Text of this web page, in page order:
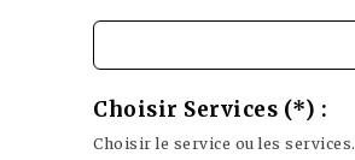
Choisir Services (*) :
Choisir le service ou les services.